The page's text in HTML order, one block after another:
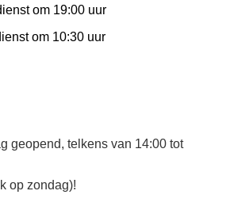
om 19:00 uur
om 10:30 uur
geopend, telkens van 14:00 tot
op zondag)!